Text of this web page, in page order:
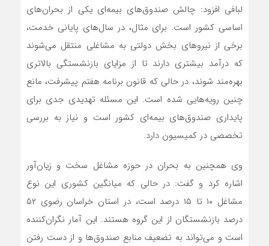
لبافی افزود: چالش صندوق‌های بیمه‌ای یکی از بحران‌های
اساسی کشور است. برای مثال، در سال‌های پایانی خدمت،
برخی از نیروهای بخش دولتی به مشاغلی منتقل می‌شوند
که درآمد بیشتری دارند تا از مزایای بازنشستگی بالاتری
بهره‌مند شوند، در حالی که قانون برنامه هفتم پیشرفت، مانع
چنین رویه‌هایی شده است. این مسئله تهدیدی جدی برای
پایداری صندوق‌های بیمه‌ای کشور است و نیاز به بررسی
تخصصی در کمیسیون دارد.
وی همچنین به بحران در حوزه مشاغل سخت و زیان‌آور
اشاره کرد و گفت: در حالی‌ که میانگین کشوری این نوع
مشاغل ۱۰ تا ۱۵ درصد است، در استان خراسان رضوی ۵۲
درصد بازنشستگان از این گروه هستند. این آمار نگران‌کننده
است و می‌تواند به تضعیف منابع صندوق‌ها و از دست رفتن